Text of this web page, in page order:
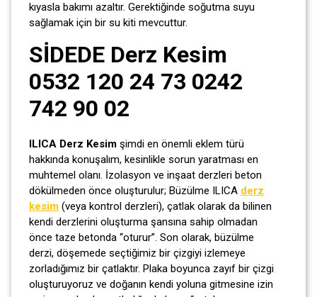
kıyasla bakımı azaltır. Gerektiğinde soğutma suyu
sağlamak için bir su kiti mevcuttur.
SİDEDE Derz Kesim
0532 120 24 73 0242
742 90 02
ILICA Derz Kesim şimdi en önemli eklem türü
hakkında konuşalım, kesinlikle sorun yaratması en
muhtemel olanı. İzolasyon ve inşaat derzleri beton
dökülmeden önce oluşturulur; Büzülme ILICA derz
kesim (veya kontrol derzleri), çatlak olarak da bilinen
kendi derzlerini oluşturma şansına sahip olmadan
önce taze betonda “oturur”. Son olarak, büzülme
derzi, döşemede seçtiğimiz bir çizgiyi izlemeye
zorladığımız bir çatlaktır. Plaka boyunca zayıf bir çizgi
oluşturuyoruz ve doğanın kendi yoluna gitmesine izin